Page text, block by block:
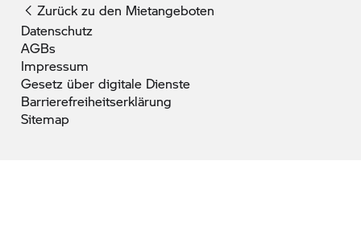
Zurück zu den Mietangeboten
Datenschutz
AGBs
Impressum
Gesetz über digitale Dienste
Barrierefreiheitserklärung
Sitemap